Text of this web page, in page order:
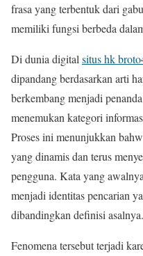
frasa yang terbentuk dari
memiliki fungsi berbeda
Di dunia digital situs hk
dipandang berdasarkan arti
berkembang menjadi
menemukan kategori
Proses ini menunjukkan
yang dinamis dan terus
pengguna. Kata yang
menjadi identitas pencarian
dibandingkan definisi asalnya.
Fenomena tersebut terjadi